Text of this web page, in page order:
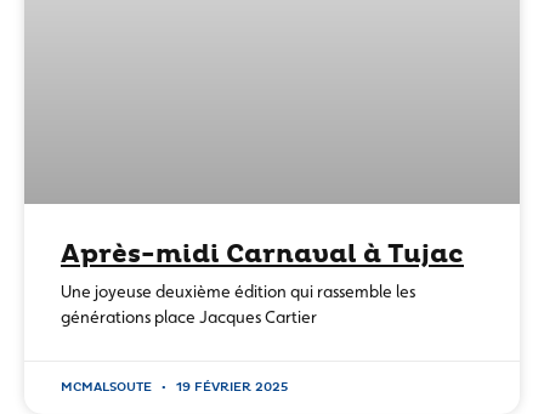
Après-midi Carnaval à Tujac
Une joyeuse deuxième édition qui rassemble les
générations place Jacques Cartier
MCMALSOUTE 19 FÉVRIER 2025